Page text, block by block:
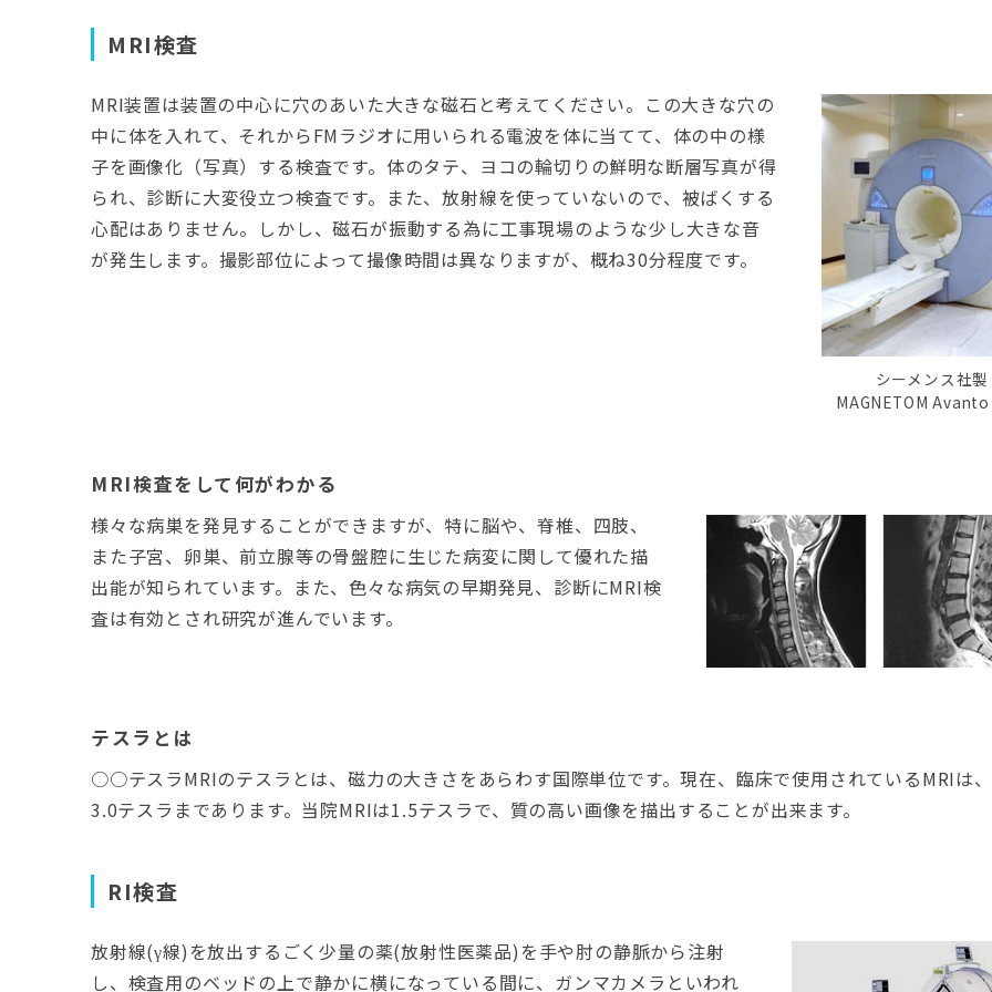
MRI検査
シーメンス社製
MAGNETOM
MRI装置は装置の中心に穴のあいた大きな磁石と考えてください。この大きな穴の
中に体を入れて、それからFMラジオに用いられる電波を体に当てて、体の中の様
子を画像化（写真）する検査です。体のタテ、ヨコの輪切りの鮮明な断層写真が得
られ、診断に大変役立つ検査です。また、放射線を使っていないので、被ばくする
心配はありません。しかし、磁石が振動する為に工事現場のような少し大きな音
が発生します。撮影部位によって撮像時間は異なりますが、概ね30分程度です。
MRI検査をして何がわかる
様々な病巣を発見することができますが、特に脳や、脊椎、四肢、
また子宮、卵巣、前立腺等の骨盤腔に生じた病変に関して優れた描
出能が知られています。また、色々な病気の早期発見、診断にMRI検
査は有効とされ研究が進んでいます。
テスラとは
○○テスラMRIのテスラとは、磁力の大きさをあらわす国際単位です。現在、臨床で使用されているMRIは
3.0テスラまであります。当院MRIは1.5テスラで、質の高い画像を描出することが出来ます。
RI検査
放射線(γ線)を放出するごく少量の薬(放射性医薬品)を手や肘の静脈から注射
し、検査用のベッドの上で静かに横になっている間に、ガンマカメラといわれ